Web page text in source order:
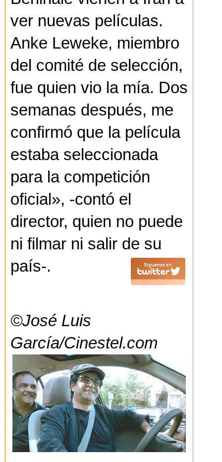
ver nuevas películas.
Anke Leweke, miembro
del comité de selección,
fue quien vio la mía. Dos
semanas después, me
confirmó que la película
estaba seleccionada
para la competición
oficial», -contó el
director, quien no puede
ni filmar ni salir de su
país-.
©José Luis
García/Cinestel.com